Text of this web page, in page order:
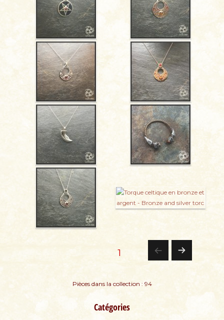
publications
PAGE1
SU
Pièces dans la collection : 94
Catégories